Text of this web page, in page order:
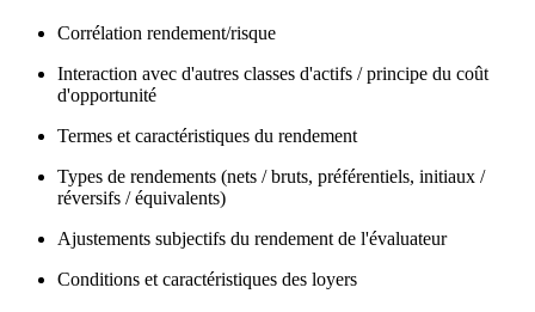
Corrélation rendement/risque
Interaction avec d'autres classes d'actifs / principe du coût
d'opportunité
Termes et caractéristiques du rendement
Types de rendements (nets / bruts, préférentiels, initiaux /
réversifs / équivalents)
Ajustements subjectifs du rendement de l'évaluateur
Conditions et caractéristiques des loyers